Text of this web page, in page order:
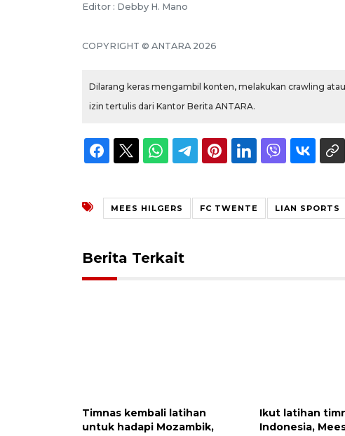
Editor : Debby H. Mano
COPYRIGHT © ANTARA 2026
Dilarang keras mengambil konten, melakukan crawling
izin tertulis dari Kantor Berita ANTARA.
MEES HILGERS FC TWENTE LIAN SPORTS
Berita Terkait
Timnas kembali latihan
untuk hadapi Mozambik,
Ikut latihan
Indonesia,